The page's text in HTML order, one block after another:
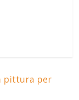
pittura per